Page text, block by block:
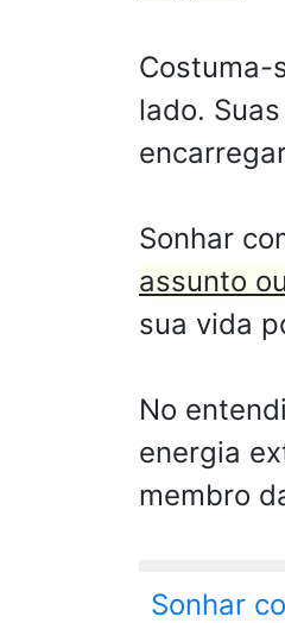
Costuma-
lado.
Sonhar
assunto
sua vida
No
energia
membro
Sonhar